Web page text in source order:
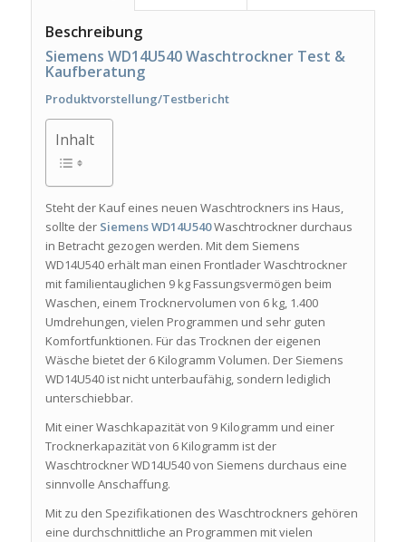
Beschreibung
Siemens WD14U540 Waschtrockner Test &
Kaufberatung
Produktvorstellung/Testbericht
Inhalt
Steht der Kauf eines neuen Waschtrockners ins Haus,
sollte der Siemens WD14U540Waschtrockner durchaus
in Betracht gezogen werden. Mit dem Siemens
WD14U540 erhält man einen Frontlader Waschtrockner
mit familientauglichen 9 kg Fassungsvermögen beim
Waschen, einem Trocknervolumen von 6 kg, 1.400
Umdrehungen, vielen Programmen und sehr guten
Komfortfunktionen. Für das Trocknen der eigenen
Wäsche bietet der 6 Kilogramm Volumen. Der Siemens
WD14U540 ist nicht unterbaufähig, sondern lediglich
unterschiebbar.
Mit einer Waschkapazität von 9 Kilogramm und einer
Trocknerkapazität von 6 Kilogramm ist der
Waschtrockner WD14U540 von Siemens durchaus eine
sinnvolle Anschaffung.
Mit zu den Spezifikationen des Waschtrockners gehören
eine durchschnittliche an Programmen mit vielen